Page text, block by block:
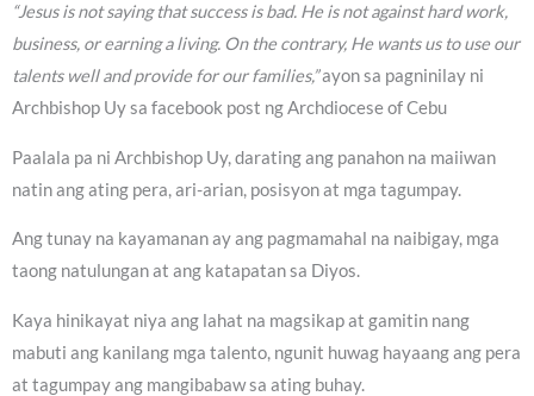
“Jesus is not saying that success is bad. He is not against hard work,
business, or earning a living. On the contrary, He wants us to use our
talents well and provide for our families,”ayon sa pagninilay ni
Archbishop Uy sa facebook post ng Archdiocese of Cebu
Paalala pa ni Archbishop Uy, darating ang panahon na maiiwan
natin ang ating pera, ari-arian, posisyon at mga tagumpay.
Ang tunay na kayamanan ay ang pagmamahal na naibigay, mga
taong natulungan at ang katapatan sa Diyos.
Kaya hinikayat niya ang lahat na magsikap at gamitin nang
mabuti ang kanilang mga talento, ngunit huwag hayaang ang pera
at tagumpay ang mangibabaw sa ating buhay.